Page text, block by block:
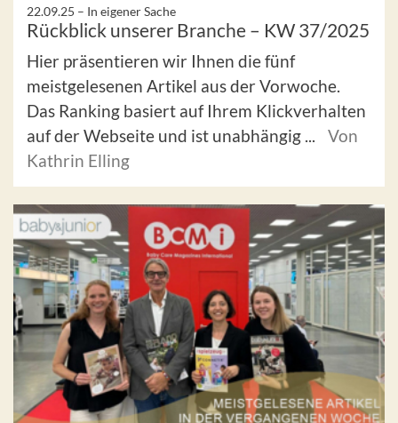
22.09.25 – In eigener Sache
Rückblick unserer Branche – KW 37/2025
Hier präsentieren wir Ihnen die fünf
meistgelesenen Artikel aus der Vorwoche.
Das Ranking basiert auf Ihrem Klickverhalten
auf der Webseite und ist unabhängig ...
Von
Kathrin Elling